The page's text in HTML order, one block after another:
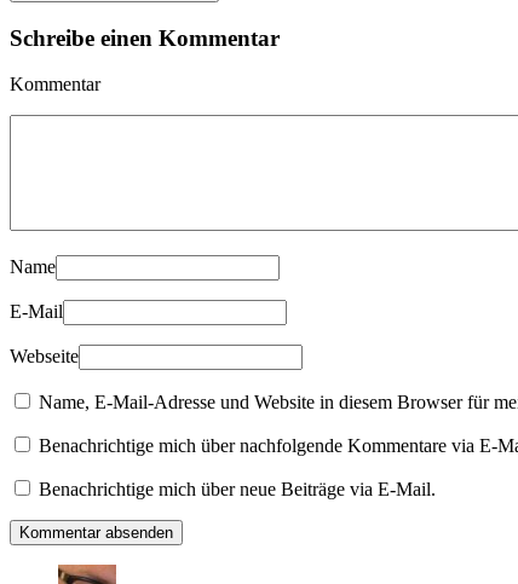
Schreibe einen Kommentar
Kommentar
Name
E-Mail
Webseite
Name, E-Mail-Adresse und Website in diesem Browser für
Benachrichtige mich über nachfolgende Kommentare via E-
Benachrichtige mich über neue Beiträge via E-Mail.